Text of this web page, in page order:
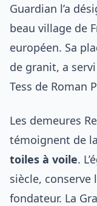
Guardian l’a
beau village de
européen. Sa
de granit, a
Tess de Roman
Les demeures
témoignent de
toiles à voile.
siècle,
fondateur. La